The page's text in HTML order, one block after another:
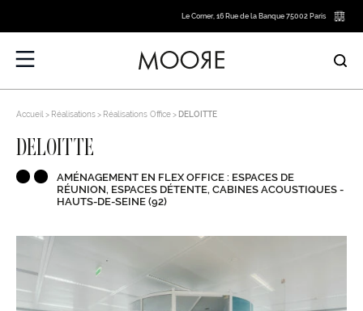
Le Corner, 16 Rue de la Banque 75002 Paris
Accueil Réalisations Réalisations Office DELOITTE
DELOITTE
AMÉNAGEMENT EN FLEX OFFICE : ESPACES DE
RÉUNION, ESPACES DÉTENTE, CABINES ACOUSTIQUES -
HAUTS-DE-SEINE (92)